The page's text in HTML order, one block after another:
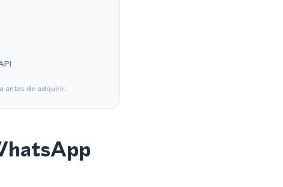
antes de adquirir.